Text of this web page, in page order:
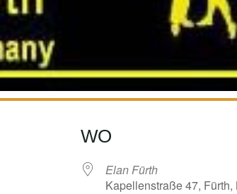
WO
Elan Fürth
Kapellenstraße 47, Fürth,